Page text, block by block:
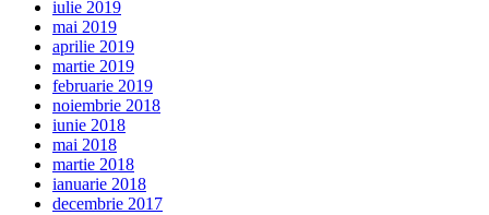
iulie 2019
mai 2019
aprilie 2019
martie 2019
februarie 2019
noiembrie 2018
iunie 2018
mai 2018
martie 2018
ianuarie 2018
decembrie 2017